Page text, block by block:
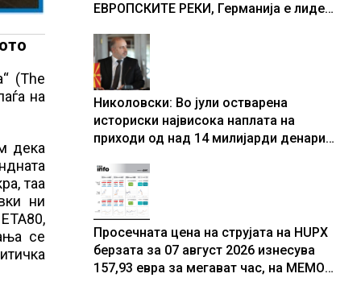
(The
на
дека
таа
ни
се
ЕВРОПСКИТЕ РЕКИ, Германија е лидер
центри за податоци
Николовски: Во јули остварена
историски највисока наплата на
приходи од над 14 милијарди денари
резултати
Просечната цена на струјата на HUPX
берзата за 07 август 2026 изнесува
157,93 евра за мегават час, на МЕМО